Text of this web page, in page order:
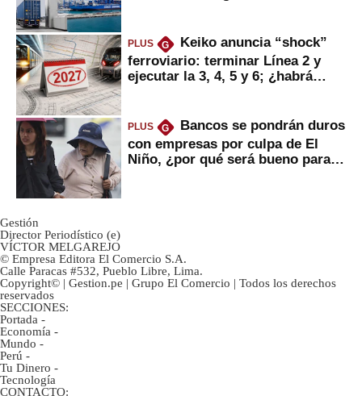
PLUS G
Keiko anuncia “shock”
ferroviario: terminar Línea 2 y
ejecutar la 3, 4, 5 y 6; ¿habrá
PLUS G
Bancos se pondrán duros
con empresas por culpa de El
Niño, ¿por qué será bueno para
Gestión
Director Periodístico (e)
VÍCTOR MELGAREJO
© Empresa Editora El Comercio S.A.
Calle Paracas #532, Pueblo Libre, Lima.
Copyright© | Gestion.pe | Grupo El Comercio | Todos los derechos
reservados
SECCIONES:
Portada -
Economía -
Mundo -
Perú -
Tu Dinero -
Tecnología
CONTACTO: